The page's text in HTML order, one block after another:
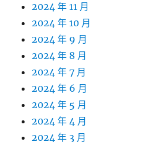
2024 年 11 月
2024 年 10 月
2024 年 9 月
2024 年 8 月
2024 年 7 月
2024 年 6 月
2024 年 5 月
2024 年 4 月
2024 年 3 月